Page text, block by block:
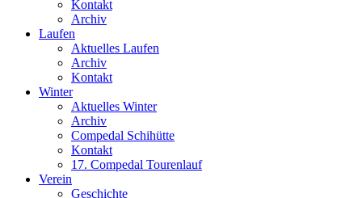
Kontakt
Archiv
Laufen
Aktuelles Laufen
Archiv
Kontakt
Winter
Aktuelles Winter
Archiv
Compedal Schihütte
Kontakt
17. Compedal Tourenlauf
Verein
Geschichte